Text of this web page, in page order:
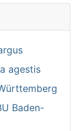
agestis
Baden-